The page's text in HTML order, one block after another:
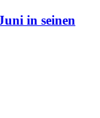
in seinen